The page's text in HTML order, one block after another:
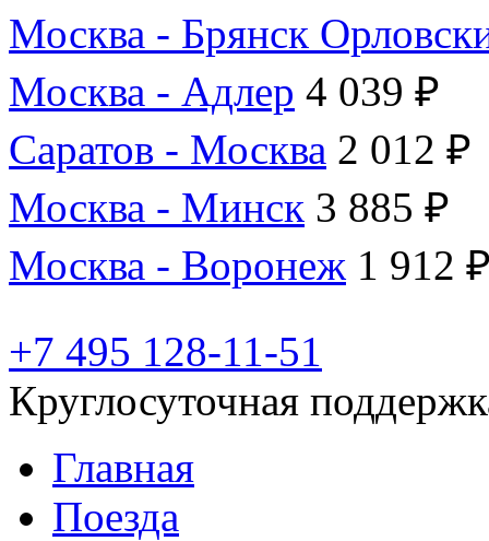
Москва - Брянск
Москва - Адлер 4 039 ₽
Саратов - Москва 2 012 ₽
Москва - Минск 3 885 ₽
Москва - Воронеж 1 912
+7 495 128-11-51
Круглосуточная
Главная
Поезда